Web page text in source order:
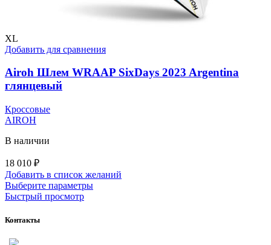
XL
Добавить для сравнения
Airoh Шлем WRAAP SixDays 2023 Argentina
глянцевый
Кроссовые
AIROH
В наличии
18 010 ₽
Добавить в список желаний
Выберите параметрыЭтот
Быстрый просмотр
Контакты